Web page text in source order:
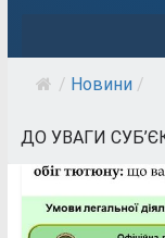
/ Новини /
ДО УВАГИ